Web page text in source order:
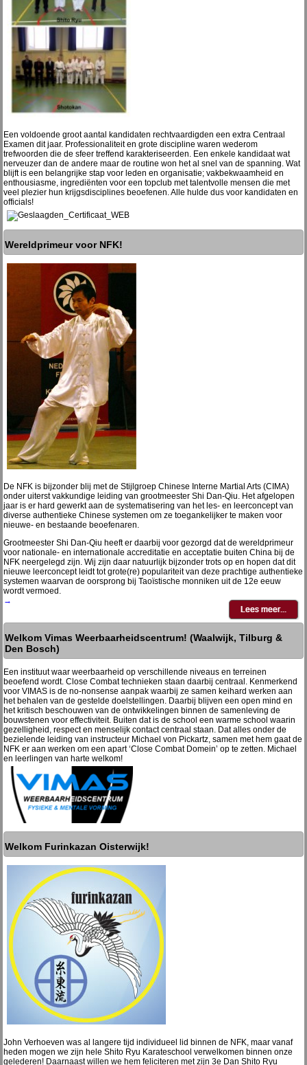
Een voldoende groot aantal kandidaten rechtvaardigden een extra Centraal
Examen dit jaar. Professionaliteit en grote discipline waren wederom
trefwoorden die de sfeer treffend karakteriseerden. Een enkele kandidaat wat
nerveuzer dan de andere maar de routine won het al snel van de spanning. Wat
blijft is een belangrijke stap voor leden en organisatie; vakbekwaamheid en
enthousiasme, ingrediënten voor een topclub met talentvolle mensen die met
veel plezier hun krijgsdisciplines beoefenen. Alle hulde dus voor kandidaten en
officials!
Wereldprimeur voor NFK!
De NFK is bijzonder blij met de Stijlgroep Chinese Interne Martial Arts (CIMA)
onder uiterst vakkundige leiding van grootmeester Shi Dan-Qiu. Het afgelopen
jaar is er hard gewerkt aan de systematisering van het les- en leerconcept van
diverse authentieke Chinese systemen om ze toegankelijker te maken voor
nieuwe- en bestaande beoefenaren.
Grootmeester Shi Dan-Qiu heeft er daarbij voor gezorgd dat de wereldprimeur
voor nationale- en internationale accreditatie en acceptatie buiten China bij de
NFK neergelegd zijn. Wij zijn daar natuurlijk bijzonder trots op en hopen dat dit
nieuwe leerconcept leidt tot grote(re) populariteit van deze prachtige authentieke
systemen waarvan de oorsprong bij Taoïstische monniken uit de 12e eeuw
wordt vermoed.
→
Welkom Vimas Weerbaarheidscentrum! (Waalwijk, Tilburg &
Den Bosch)
Een instituut waar weerbaarheid op verschillende niveaus en terreinen
beoefend wordt. Close Combat technieken staan daarbij centraal. Kenmerkend
voor VIMAS is de no-nonsense aanpak waarbij ze samen keihard werken aan
het behalen van de gestelde doelstellingen. Daarbij blijven een open mind en
het kritisch beschouwen van de ontwikkelingen binnen de samenleving de
bouwstenen voor effectiviteit. Buiten dat is de school een warme school waarin
gezelligheid, respect en menselijk contact centraal staan. Dat alles onder de
bezielende leiding van instructeur Michael von Pickartz, samen met hem gaat de
NFK er aan werken om een apart ‘Close Combat Domein’ op te zetten. Michael
en leerlingen van harte welkom!
Welkom Furinkazan Oisterwijk!
John Verhoeven was al langere tijd individueel lid binnen de NFK, maar vanaf
heden mogen we zijn hele Shito Ryu Karateschool verwelkomen binnen onze
gelederen! Daarnaast willen we hem feliciteren met zijn 3e Dan Shito Ryu